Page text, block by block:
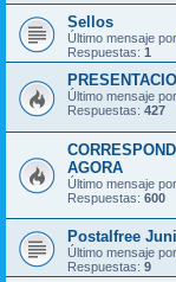
Sellos
Último mensaje por
Respuestas: 1
Último mensaje por
Respuestas: 427
AGORA
Último mensaje por
Respuestas: 600
Postalfree
Último mensaje por
Respuestas: 9